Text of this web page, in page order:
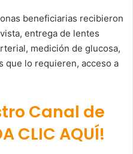
beneficiarias recibieron
entrega de lentes
medición de glucosa,
que lo requieren, acceso a
Canal de
CLIC AQUÍ!